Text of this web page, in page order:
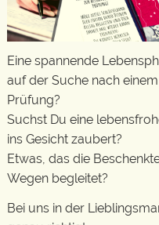
Eine spannende
auf der Suche nach
Prüfung?
Suchst Du eine
ins Gesicht zaubert?
Etwas, das die
Wegen begleitet?
Bei uns in der